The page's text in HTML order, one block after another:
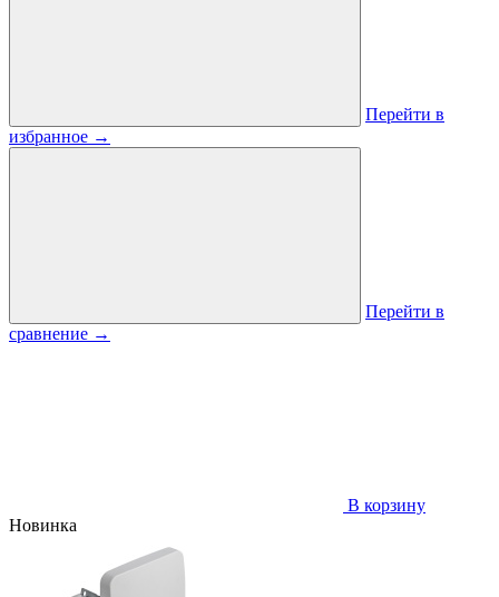
Перейти в
избранное →
Перейти в
сравнение →
В корзину
Новинка